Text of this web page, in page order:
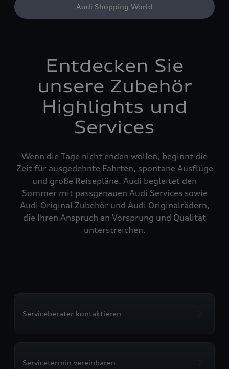
Audi Shopping World
Entdecken Sie
unsere Zubehör
Highlights und
Services
Wenn die Tage nicht enden wollen, beginnt die
Zeit für ausgedehnte Fahrten, spontane Ausflüge
und große Reisepläne. Audi begleitet den
Sommer mit passgenauen Audi Services sowie
Audi Original Zubehör und Audi Originalrädern,
die Ihren Anspruch an Vorsprung und Qualität
unterstreichen.
Serviceberater kontaktieren
Servicetermin vereinbaren